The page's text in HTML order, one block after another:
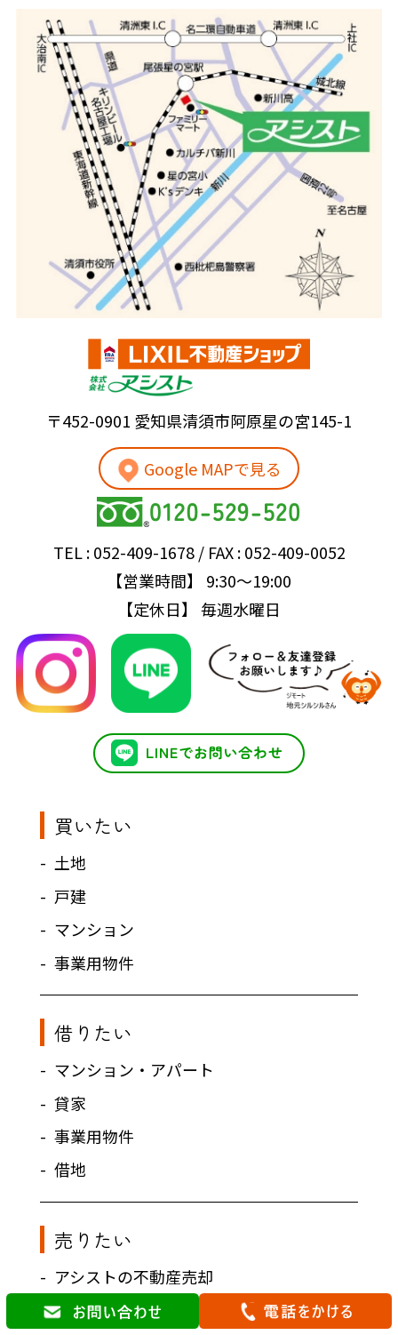
〒452-0901 愛知県清須市阿原星の宮145-1
Google MAPで見る
TEL : 052-409-1678 / FAX : 052-409-0052
【営業時間】 9:30～19:00
【定休日】 毎週水曜日
買いたい
土地
戸建
マンション
事業用物件
借りたい
マンション・アパート
貸家
事業用物件
借地
売りたい
アシストの不動産売却
売却ガイド